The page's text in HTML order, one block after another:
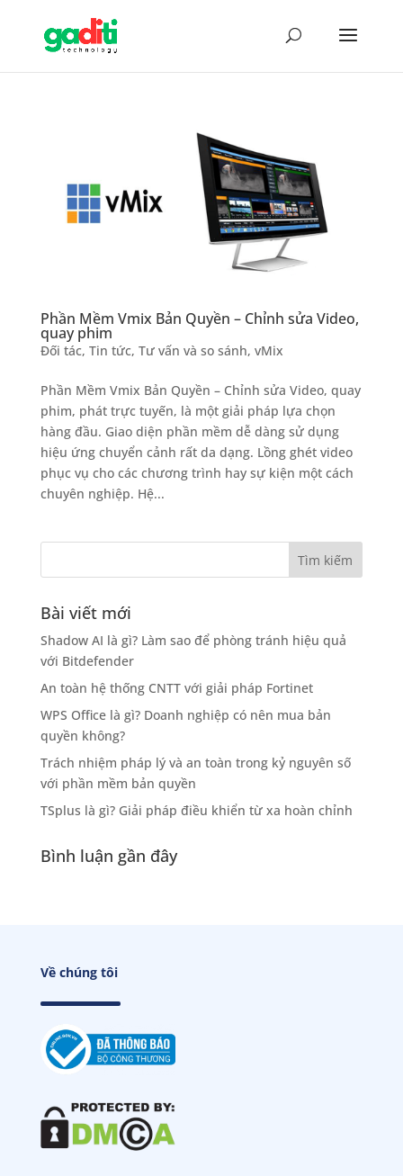
Phần Mềm Vmix Bản Quyền – Chỉnh sửa Video,
quay phim
Đối tác, Tin tức, Tư vấn và so sánh, vMix
Phần Mềm Vmix Bản Quyền – Chỉnh sửa Video, quay
phim, phát trực tuyến, là một giải pháp lựa chọn
hàng đầu. Giao diện phần mềm dễ dàng sử dụng
hiệu ứng chuyển cảnh rất da dạng. Lồng ghét video
phục vụ cho các chương trình hay sự kiện một cách
chuyên nghiệp. Hệ...
Bài viết mới
Shadow AI là gì? Làm sao để phòng tránh hiệu quả
với Bitdefender
An toàn hệ thống CNTT với giải pháp Fortinet
WPS Office là gì? Doanh nghiệp có nên mua bản
quyền không?
Trách nhiệm pháp lý và an toàn trong kỷ nguyên số
với phần mềm bản quyền
TSplus là gì? Giải pháp điều khiển từ xa hoàn chỉnh
Bình luận gần đây
Về chúng tôi